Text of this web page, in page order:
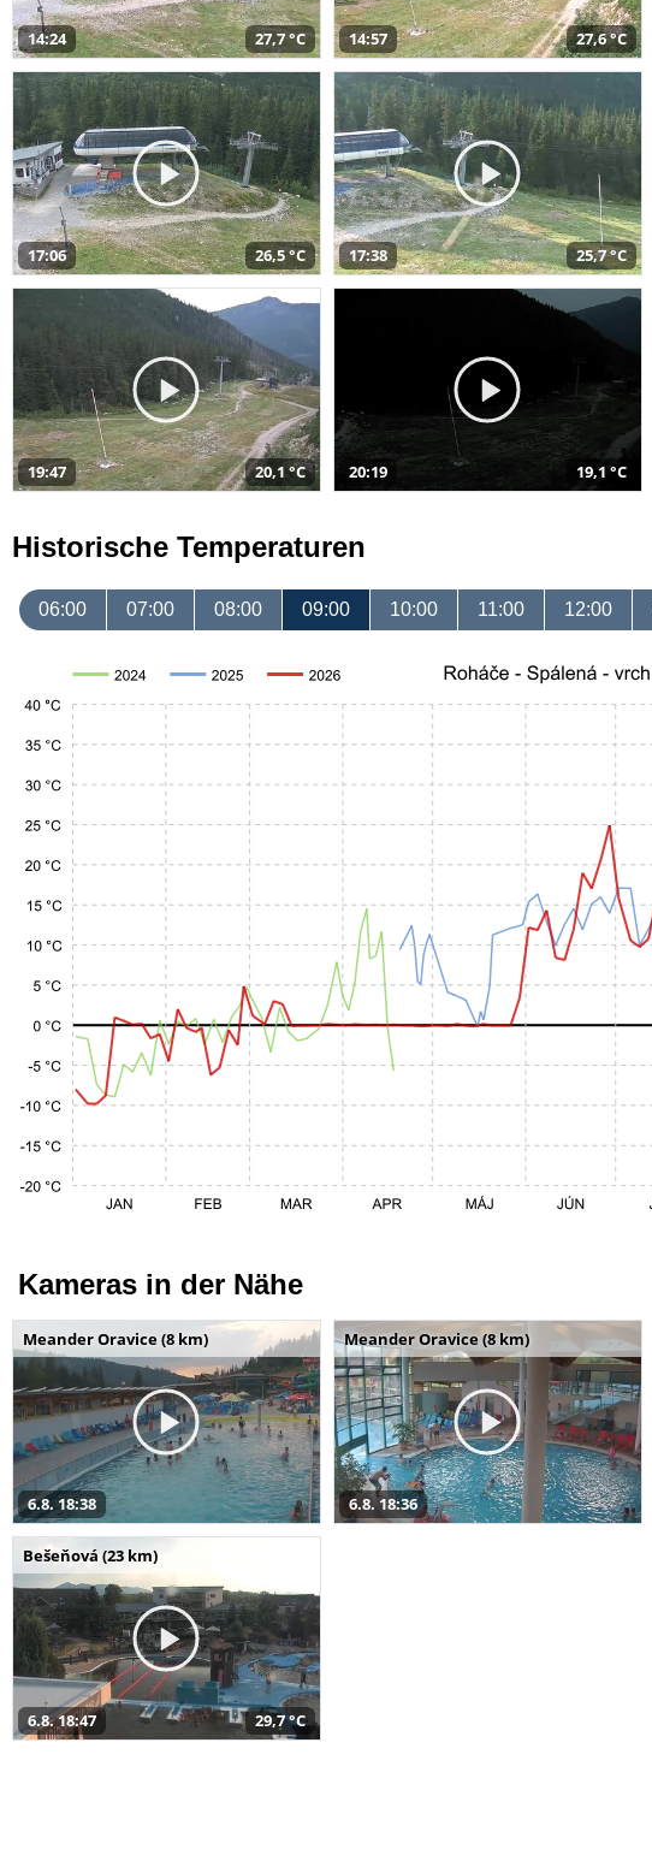
14:24 27,7 °C 14:57 27,6 °C
17:06 26,5 °C 17:38 25,7 °C
19:47 20,1 °C 20:19 19,1 °C
Historische Temperaturen
06:00 07:00 08:00 09:00 10:00 11:00 12:00
Kameras in der Nähe
Meander Oravice (8 km)
6.8. 18:38
Meander Oravice (8 km)
6.8. 18:36
Bešeňová (23 km)
6.8. 18:47 29,7 °C